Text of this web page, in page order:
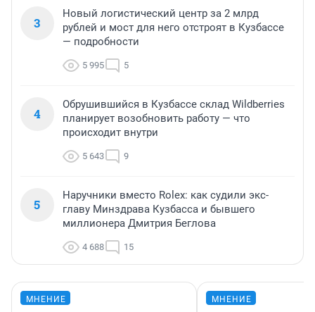
3
Новый логистический центр за 2 млрд
рублей и мост для него отстроят в Кузбассе
— подробности
5 995 5
4
Обрушившийся в Кузбассе склад Wildberries
планирует возобновить работу — что
происходит внутри
5 643 9
5
Наручники вместо Rolex: как судили экс-
главу Минздрава Кузбасса и бывшего
миллионера Дмитрия Беглова
4 688 15
МНЕНИЕ МНЕНИЕ